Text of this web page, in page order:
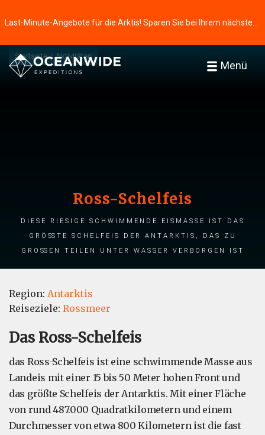
Menü
Startseite Aktivitäten
Ross-Schelfeis
Diese riesige schwimmende Eismasse ist das
größte Schelfeis der Antarktis, das zu
großen Teilen unter Wasser verborgen ist
Region: Antarktis
Reiseziele: Rossmeer
Das Ross-Schelfeis
das Ross-Schelfeis ist eine schwimmende Masse aus
Landeis mit einer 15 bis 50 Meter hohen Front und
das größte Schelfeis der Antarktis. Mit einer Fläche
von rund 487.000 Quadratkilometern und einem
Durchmesser von etwa 800 Kilometern ist die fast